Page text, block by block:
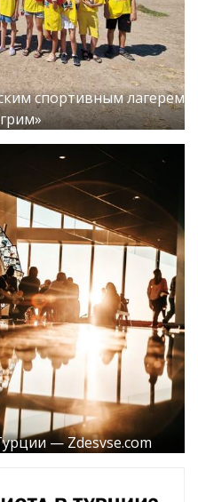
спортивным лагерем
— Zdesvse.com